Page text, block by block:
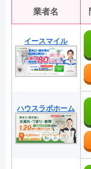
業者名
イースマイル
ハウスラボホーム